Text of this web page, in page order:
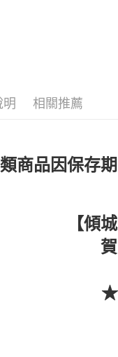
明 相關推薦
商品因保存
【傾
★